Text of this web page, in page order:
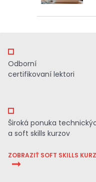
Odborní
certifikovaní lektori
Široká ponuka
a soft skills kurzov
ZOBRAZIŤ SOFT SKILLS